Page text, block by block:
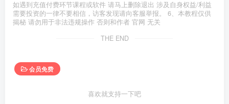
如遇到充值付费环节课程或软件 请马上删除退出 涉及自身权益/利益
需要投资的一律不要相信，访客发现请向客服举报。 6、本教程仅供
揭秘 请勿用于非法违规操作 否则和作者 官网 无关
THE END
会员免费
喜欢就支持一下吧